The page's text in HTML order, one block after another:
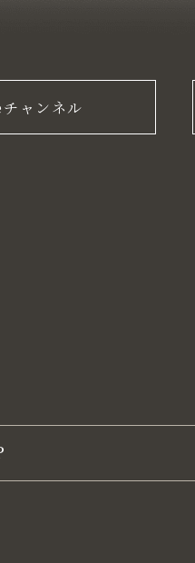
チャンネル